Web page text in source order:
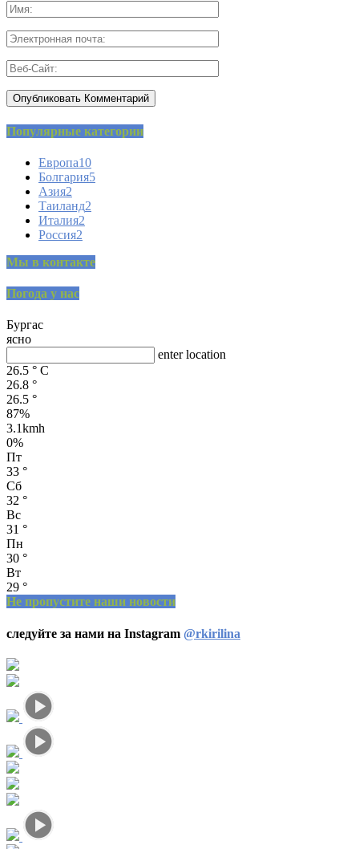
Популярные категории
Европа10
Болгария5
Азия2
Таиланд2
Италия2
Россия2
Мы в контакте
Погода у нас
Бургас
ясно
enter location
26.5 ° C
26.8 °
26.5 °
87%
3.1kmh
0%
Пт
33 °
Сб
32 °
Вс
31 °
Пн
30 °
Вт
29 °
Не пропустите наши новости
следуйте за нами на Instagram @rkirilina